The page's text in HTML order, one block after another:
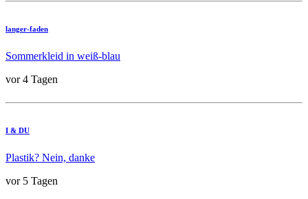
langer-faden
Sommerkleid in weiß-blau
vor 4 Tagen
I & DU
Plastik? Nein, danke
vor 5 Tagen